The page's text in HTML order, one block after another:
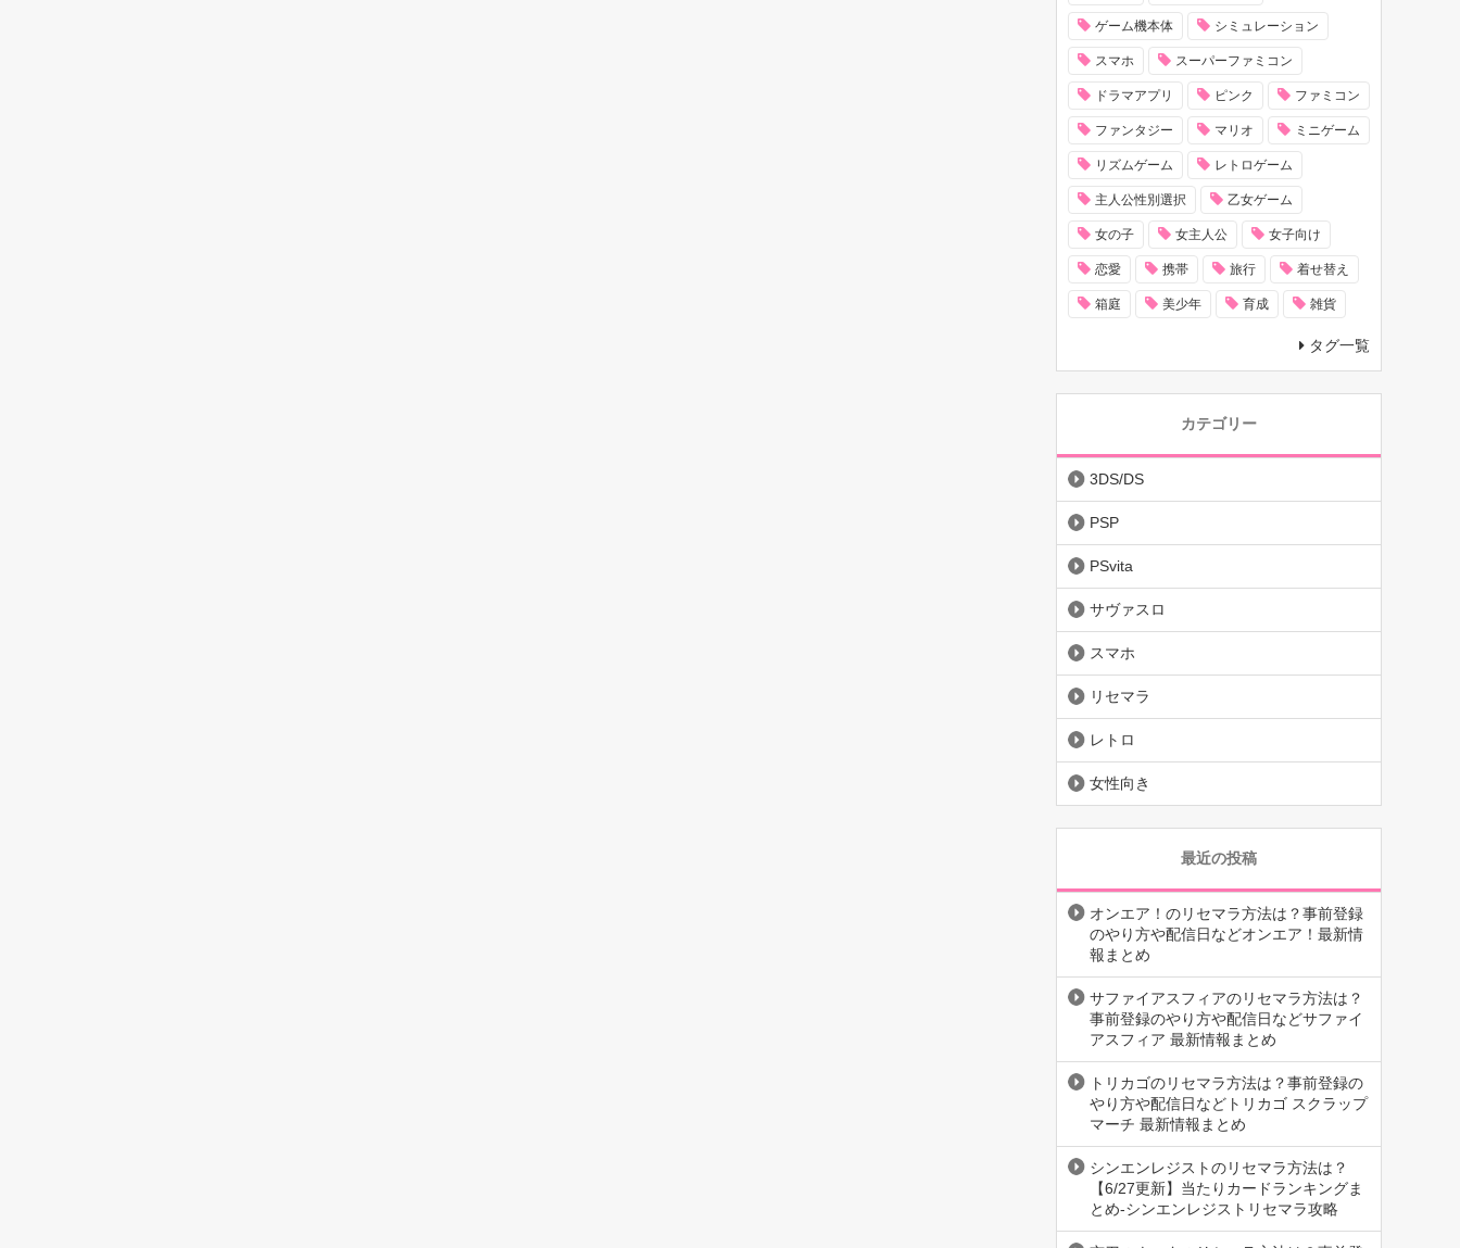
ゲーム機本体 シミュレーション
スマホ スーパーファミコン
ドラマアプリ ピンク ファミコン
ファンタジー マリオ ミニゲーム
リズムゲーム レトロゲーム
主人公性別選択 乙女ゲーム
女の子 女主人公 女子向け
恋愛 携帯 旅行 着せ替え
箱庭 美少年 育成 雑貨
タグ一覧
カテゴリー
3DS/DS
PSP
PSvita
サヴァスロ
スマホ
リセマラ
レトロ
女性向き
最近の投稿
オンエア！のリセマラ方法は？事前登録
のやり方や配信日などオンエア！最新情
報まとめ
サファイアスフィアのリセマラ方法は？
事前登録のやり方や配信日などサファイ
アスフィア 最新情報まとめ
トリカゴのリセマラ方法は？事前登録の
やり方や配信日などトリカゴ スクラップ
マーチ 最新情報まとめ
シンエンレジストのリセマラ方法は？
【6/27更新】当たりカードランキングま
とめ-シンエンレジストリセマラ攻略